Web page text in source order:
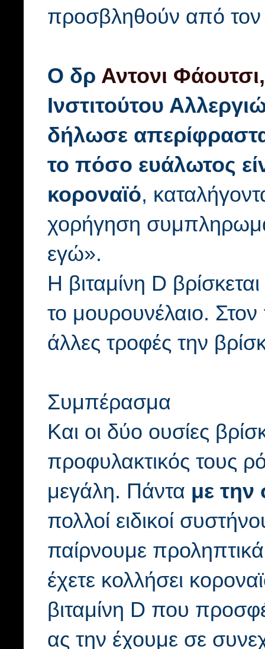
προσβληθούν από τον
Ο δρ Αντονι Φάουτσι,
Ινστιτούτου
δήλωσε απερίφραστα
το πόσο ευάλωτος
κοροναϊό,
χορήγηση
εγώ».
Η βιταμίνη D
το μουρουνέλαιο. Στον
άλλες τροφές την
Συμπέρασμα
Και οι δύο ουσίες
προφυλακτικός τους
μεγάλη. Πάντα με την
πολλοί ειδικοί
παίρνουμε προληπτικά
έχετε κολλήσει
βιταμίνη D που
ας την έχουμε σε